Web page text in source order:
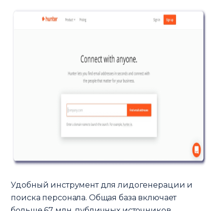
Удобный инструмент для лидогенерации и
поиска персонала. Общая база включает